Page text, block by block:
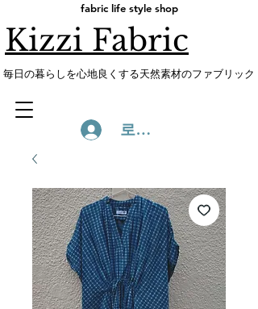
fabric life style shop
Kizzi Fabric
​毎日の暮らしを心地良くする天然素材のファブリック
로그인